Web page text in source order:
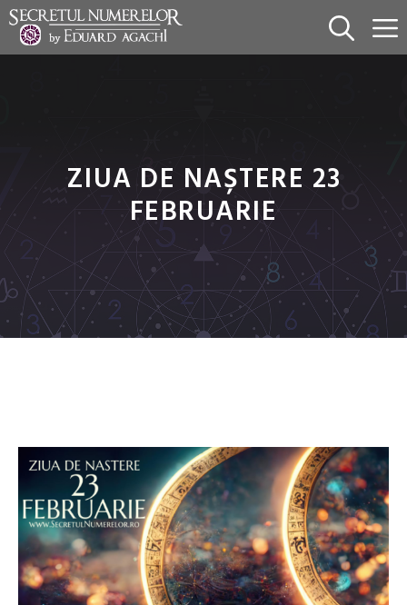
Sari
conținut
ZIUA DE NAȘTERE 23
FEBRUARIE